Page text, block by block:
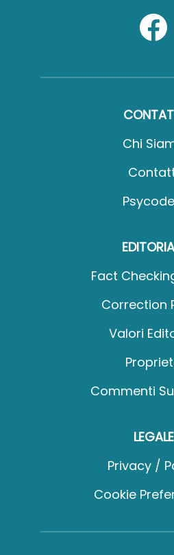
Chi
Fact
Correction
Valori
Commenti
LEGALE
Privacy /
Cookie